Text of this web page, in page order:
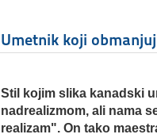
Umetnik koji
Stil kojim slika kanadski
nadrealizmom, ali nama
realizam". On tako